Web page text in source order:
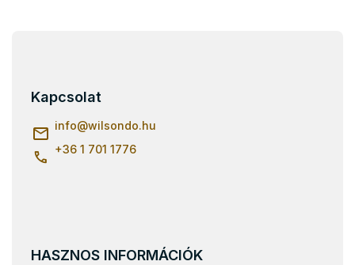
Kapcsolat
info@wilsondo.hu
+36 1 701 1776
HASZNOS INFORMÁCIÓK